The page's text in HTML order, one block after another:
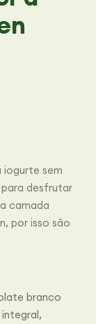
iogurte sem
desfrutar
camada
por isso são
branco